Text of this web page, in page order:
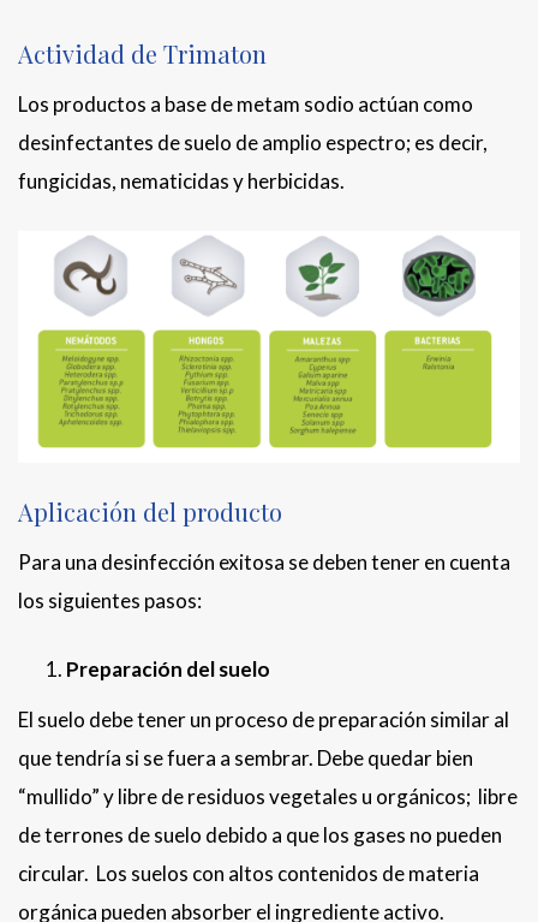
Actividad de Trimaton
Los productos a base de metam sodio actúan como
desinfectantes de suelo de amplio espectro; es decir,
fungicidas, nematicidas y herbicidas.
Aplicación del producto
Para una desinfección exitosa se deben tener en cuenta
los siguientes pasos:
Preparación del suelo
El suelo debe tener un proceso de preparación similar al
que tendría si se fuera a sembrar. Debe quedar bien
“mullido” y libre de residuos vegetales u orgánicos; libre
de terrones de suelo debido a que los gases no pueden
circular. Los suelos con altos contenidos de materia
orgánica pueden absorber el ingrediente activo.